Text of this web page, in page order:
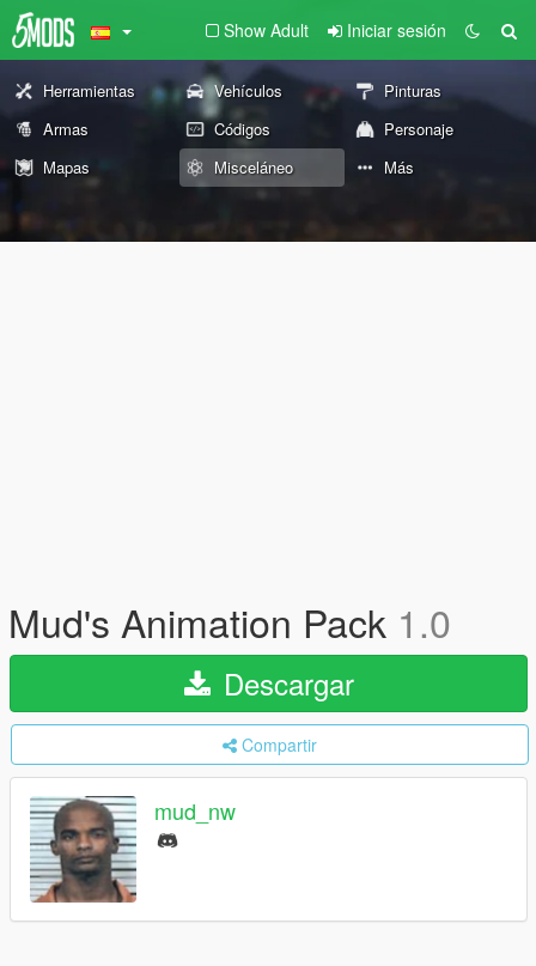
Show Adult Iniciar sesión
Herramientas Vehículos
Pinturas
Armas
Códigos
Personaje
Mapas
Misceláneo Más
Mud's Animation Pack 1.0
Descargar
Compartir
mud_nw